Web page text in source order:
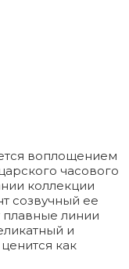
воплощением
часового
коллекции
созвучный ее
плавные линии
и
как